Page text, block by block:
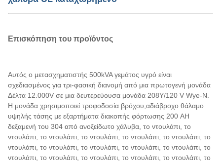
Επισκόπηση του προϊόντος
Αυτός ο μετασχηματιστής 500kVA γεμάτος υγρό είναι
σχεδιασμένος για τρι-φασική διανομή από μια πρωτογενή μονάδα
Δέλτα 12.000V σε μια δευτερεύουσα μονάδα 208Y/120 V Wye-N.
Η μονάδα χρησιμοποιεί τροφοδοσία βρόχου,αδιάβροχο θάλαμο
υψηλής τάσης με εξαρτήματα διακοπής φόρτωσης 200 AΗ
δεξαμενή του 304 από ανοξείδωτο χάλυβα, το ντουλάπι, το
ντουλάπι, το ντουλάπι, το ντουλάπι, το ντουλάπι, το ντουλάπι, το
ντουλάπι, το ντουλάπι, το ντουλάπι, το ντουλάπι, το ντουλάπι, το
ντουλάπι, το ντουλάπι, το ντουλάπι, το ντουλάπι, το ντουλάπι, το